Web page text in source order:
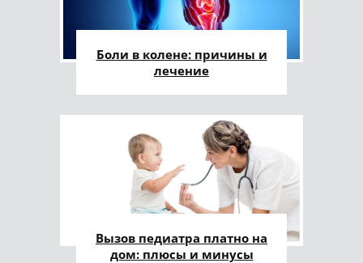
Боли в колене: причины и
лечение
Вызов педиатра платно на
дом: плюсы и минусы